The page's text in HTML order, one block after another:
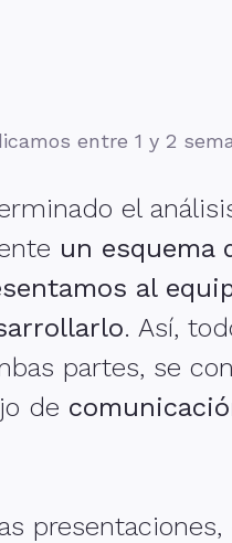
entre 1 y 2
el
un esquema
al
. Así,
partes, se
de